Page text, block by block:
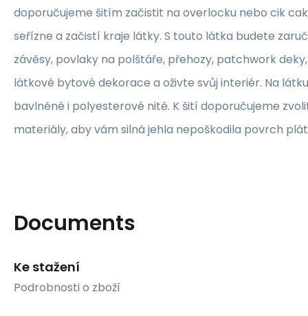
doporučujeme šitím začistit na overlocku nebo cik
seřízne a začistí kraje látky. S touto látka budete
závěsy, povlaky na polštáře, přehozy, patchwork
látkové bytové dekorace a oživte svůj interiér. Na
bavlněné i polyesterové nitě. K šití doporučujeme
materiály, aby vám silná jehla nepoškodila povrch
Documents
Ke stažení
Podrobnosti o zboží